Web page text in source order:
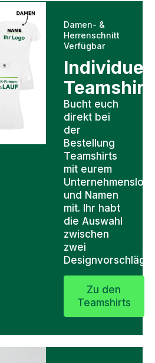
Damen- &
Herrenschnitt
Verfügbar
Bucht euch
direkt bei
der
Bestellung
Teamshirts
mit eurem
und Namen
mit. Ihr habt
die Auswahl
zwischen
zwei
Zu den
Teamshirts